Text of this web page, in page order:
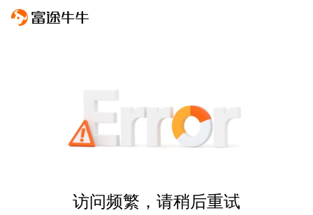
访问频繁，请稍后重试